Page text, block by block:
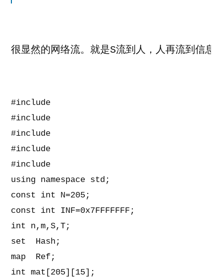
很显然的网络流。就是S流到人，人再流到信
#include
#include
#include
#include
#include
using namespace std;
const int N=205;
const int INF=0x7FFFFFFF;
int n,m,S,T;
set
Hash;
map
Ref;
int mat[205][15];